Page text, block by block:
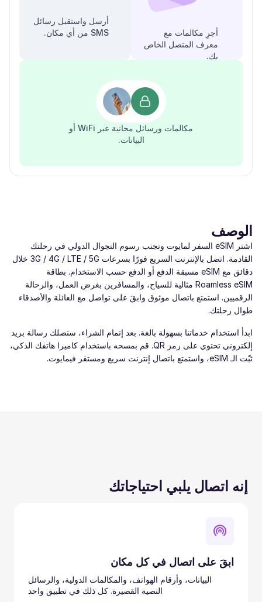
أجرِ مكالمات مع
معرف المتصل الخاص
بك.
أرسل واستقبل رسائل
SMS من أي مكان.
مكالمات ورسائل مجانية عبر WiFi أو
البيانات.
الوصف
اشتر eSIM السفر لمايوت وتجنب رسوم التجوال الدولي في رحلتك
القادمة. اتصل بالإنترنت السريع فورًا بسرعات ‎3G / 4G / LTE / 5G‎ خلال
دقائق مع eSIM مسبقة الدفع أو الدفع حسب الاستخدام. بطاقة
Roamless eSIM مثالية للسياح، والمسافرين بغرض العمل، والرحالة
الرقميين. استمتع باتصال موثوق وابقَ على تواصل مع العائلة والأصدقاء
طوال رحلتك.
ابدأ استخدام خدماتنا بسهولة بالغة. بعد إتمام الشراء، ستصلك رسالة بريد
إلكتروني تحتوي على رمز QR. قم بمسحه باستخدام كاميرا هاتفك الذكي،
ثبّت الـ eSIM، واستمتع باتصال إنترنت سريع ومستقر فيمايوت.
إنه اتصال يلبي احتياجاتك
ابقَ على اتصال في كل مكان
البيانات، وأرقام الهواتف، والمكالمات الدولية، والرسائل
النصية القصيرة. كل ذلك في تطبيق واحد